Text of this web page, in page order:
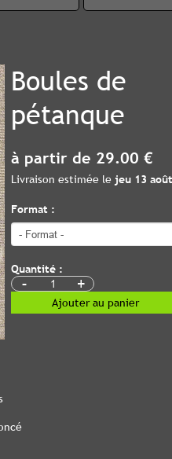
Boules de
pétanque
à partir de 29.00 €
Livraison estimée le jeu 13 août
Format :
Quantité :
- +
Ajouter au panier